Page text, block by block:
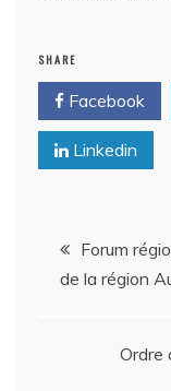
SHARE
Facebook
Linkedin
Navigation
de
l’article
Forum
de la région
Ordre